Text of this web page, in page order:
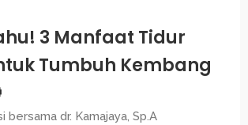
3 Manfaat Tidur
Tumbuh Kembang
bersama dr. Kamajaya, Sp.A